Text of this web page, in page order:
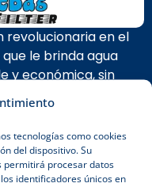
tecnologías como cookies
del dispositivo. Su
permitirá procesar datos
identificadores únicos en
revolucionaria en el
le brinda agua
y económica, sin
de arena.